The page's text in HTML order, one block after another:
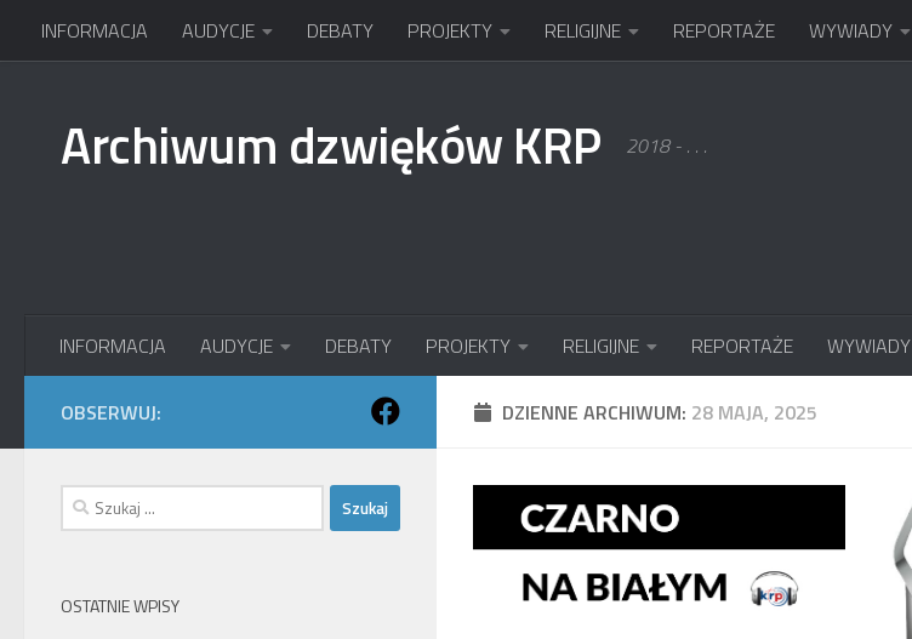
Przejdź do treści
INFORMACJA AUDYCJE DEBATY PROJEKTY RELIGIJNE REPORTAŻE WYWIADY
Archiwum dzwięków KRP 2018 - . . .
INFORMACJA AUDYCJE DEBATY PROJEKTY RELIGIJNE REPORTAŻE WYWIADY
DZIENNE ARCHIWUM: 28 MAJA, 2025
OBSERWUJ:
Szukaj:
OSTATNIE WPISY